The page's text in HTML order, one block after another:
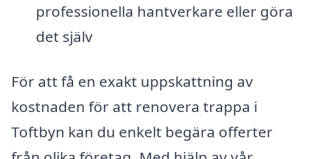
professionella hantverkare eller göra
det själv
För att få en exakt uppskattning av
kostnaden för att renovera trappa i
Toftbyn kan du enkelt begära offerter